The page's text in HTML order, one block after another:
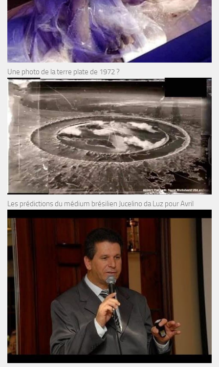
Une photo de la terre plate de 1972 ?
Les prédictions du médium brésilien Jucelino da Luz pour Avril